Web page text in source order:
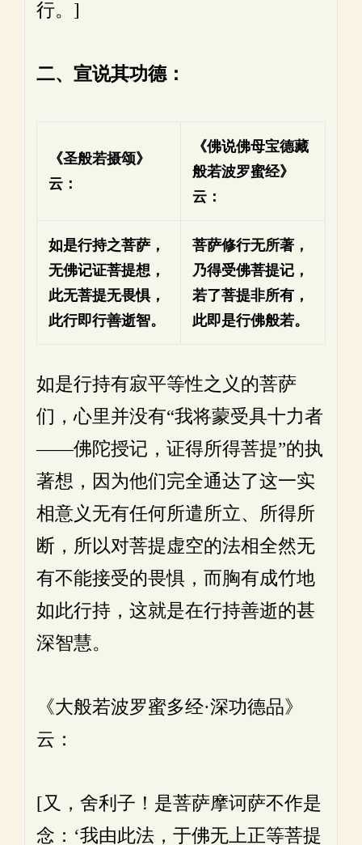
行。]
二、宣说其功德：
《圣般若摄颂》
云：
《佛说佛母宝德藏
般若波罗蜜经》
云：
如是行持之菩萨，
无佛记证菩提想，
此无菩提无畏惧，
此行即行善逝智。
菩萨修行无所著，
乃得受佛菩提记，
若了菩提非所有，
此即是行佛般若。
如是行持有寂平等性之义的菩萨
们，心里并没有“我将蒙受具十力者
——佛陀授记，证得所得菩提”的执
著想，因为他们完全通达了这一实
相意义无有任何所遣所立、所得所
断，所以对菩提虚空的法相全然无
有不能接受的畏惧，而胸有成竹地
如此行持，这就是在行持善逝的甚
深智慧。
《大般若波罗蜜多经·深功德品》
云：
[又，舍利子！是菩萨摩诃萨不作是
念：‘我由此法，于佛无上正等菩提